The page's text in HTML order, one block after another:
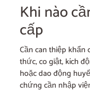
Khi nào
cấp
Cần can thiệp khẩn
thức, co giật, kích
hoặc dao động
chứng cần nhập